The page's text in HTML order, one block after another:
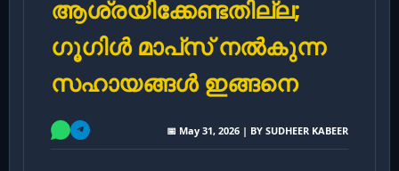
ആശ്രയിക്കേണ്ടതില്ല;
ഗൂഗിൾ മാപ്‌സ് നൽകുന്ന
സഹായങ്ങൾ ഇങ്ങനെ
📅 May 31, 2026 | BY SUDHEER KABEER